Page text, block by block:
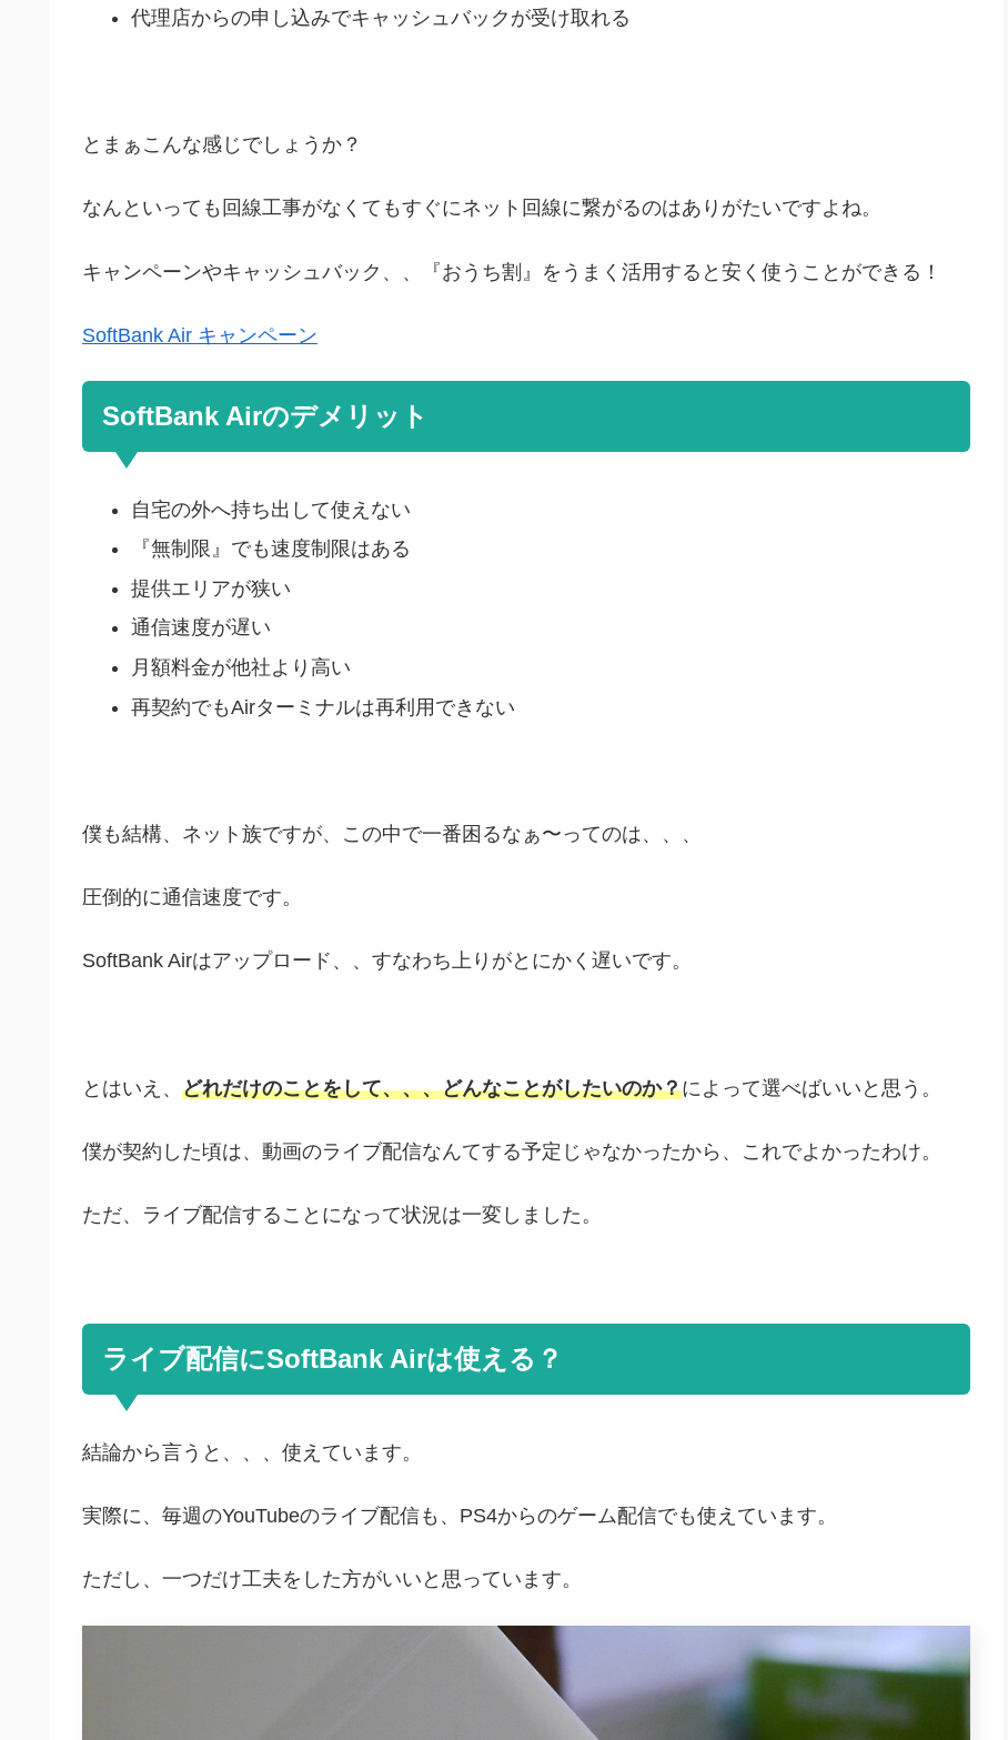
代理店からの申し込みでキャッシュバックが受け取れる
とまぁこんな感じでしょうか？
なんといっても回線工事がなくてもすぐにネット回線に繋がるのはありがたいですよね。
キャンペーンやキャッシュバック、、『おうち割』をうまく活用すると安く使うことができる！
SoftBank Air キャンペーン
SoftBank Airのデメリット
自宅の外へ持ち出して使えない
『無制限』でも速度制限はある
提供エリアが狭い
通信速度が遅い
月額料金が他社より高い
再契約でもAirターミナルは再利用できない
僕も結構、ネット族ですが、この中で一番困るなぁ〜ってのは、、、
圧倒的に通信速度です。
SoftBank Airはアップロード、、すなわち上りがとにかく遅いです。
とはいえ、 どれだけのことをして、、、どんなことがしたいのか？によって選べばいいと思う。
僕が契約した頃は、動画のライブ配信なんてする予定じゃなかったから、これでよかったわけ。
ただ、ライブ配信することになって状況は一変しました。
ライブ配信にSoftBank Airは使える？
結論から言うと、、、使えています。
実際に、毎週のYouTubeのライブ配信も、PS4からのゲーム配信でも使えています。
ただし、一つだけ工夫をした方がいいと思っています。